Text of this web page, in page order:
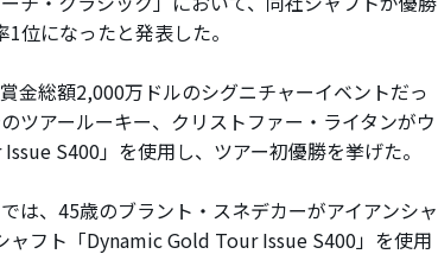
位になったと発表した。
金総額2,000万ドルのシグニチャーイベントだっ
ツアールーキー、クリストファー・ライタンがウ
S400」を使用し、ツアー初優勝を挙げた。
は、45歳のブラント・スネデカーがアイアンシャ
フト「Dynamic Gold Tour Issue S400」を使用